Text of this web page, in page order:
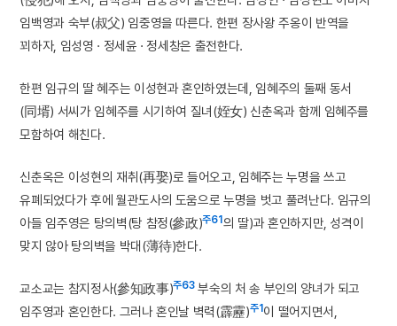
임백영과 숙부(叔父) 임중영을 따른다. 한편 장사왕 주옹이 반역을
꾀하자, 임성영 · 정세윤 · 정세창은 출전한다.
한편 임규의 딸 혜주는 이성현과 혼인하였는데, 임혜주의 둘째 동서
(同壻) 서씨가 임혜주를 시기하여 질녀(姪女) 신춘옥과 함께 임혜주를
모함하여 해친다.
신춘옥은 이성현의 재취(再娶)로 들어오고, 임혜주는 누명을 쓰고
유폐되었다가 후에 월관도사의 도움으로 누명을 벗고 풀려난다. 임규의
아들 임주영은 탕의벽(탕 참정(參政)주61 의 딸)과 혼인하지만, 성격이
맞지 않아 탕의벽을 박대(薄待)한다.
교소교는 참지정사(參知政事)주63부숙의 처 송 부인의 양녀가 되고
임주영과 혼인한다. 그러나 혼인날 벽력(霹靂)주1 이 떨어지면서,